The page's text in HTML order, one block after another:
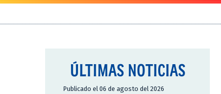
ÚLTIMAS NOTICIAS
Publicado el 06 de agosto del 2026